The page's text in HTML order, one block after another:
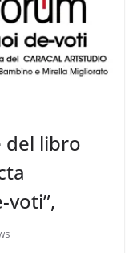
del libro
voti”,